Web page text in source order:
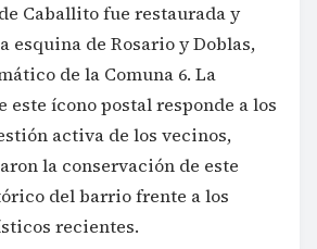
Caballito fue restaurada y
esquina de Rosario y Doblas,
de la Comuna 6. La
este ícono postal responde a los
activa de los vecinos,
la conservación de este
del barrio frente a los
recientes.